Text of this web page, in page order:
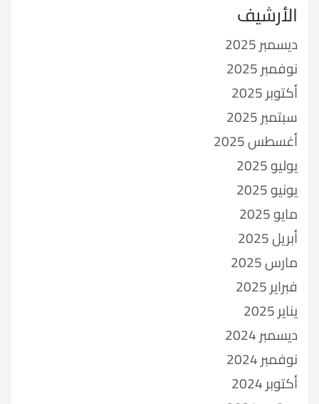
الأرشيف
ديسمبر 2025
نوفمبر 2025
أكتوبر 2025
سبتمبر 2025
أغسطس 2025
يوليو 2025
يونيو 2025
مايو 2025
أبريل 2025
مارس 2025
فبراير 2025
يناير 2025
ديسمبر 2024
نوفمبر 2024
أكتوبر 2024